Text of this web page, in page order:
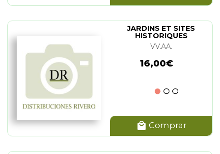
JARDINS ET SITES
HISTORIQUES
VV.AA.
16,00€
Comprar